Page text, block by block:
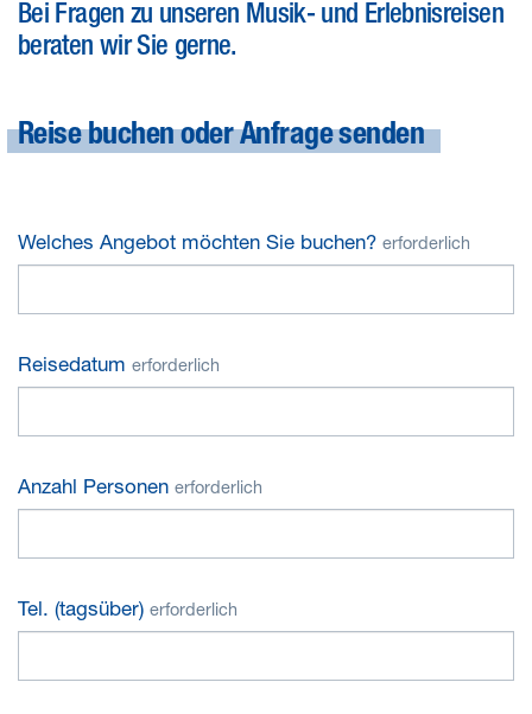
Bei Fragen zu unseren Musik- und Erlebnisreisen
beraten wir Sie gerne.
Reise buchen oder Anfrage senden
Welches Angebot möchten Sie buchen? erforderlich
Reisedatum erforderlich
Anzahl Personen erforderlich
Tel. (tagsüber) erforderlich